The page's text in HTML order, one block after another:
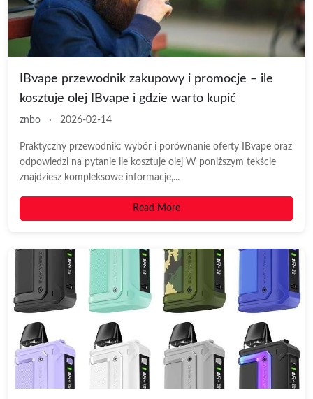
IBvape przewodnik zakupowy i promocje – ile
kosztuje olej IBvape i gdzie warto kupić
znbo · 2026-02-14
Praktyczny przewodnik: wybór i porównanie oferty IBvape oraz
odpowiedzi na pytanie ile kosztuje olej W poniższym tekście
znajdziesz kompleksowe informacje,...
Read More